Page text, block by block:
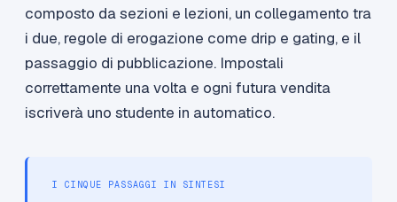
composto da sezioni e lezioni, un collegamento tra
i due, regole di erogazione come drip e gating, e il
passaggio di pubblicazione. Impostali
correttamente una volta e ogni futura vendita
iscriverà uno studente in automatico.
I CINQUE PASSAGGI IN SINTESI